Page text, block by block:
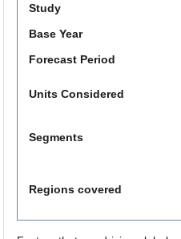
Study
Base Year
Forecast Period
Units Considered
Segments
Regions covered